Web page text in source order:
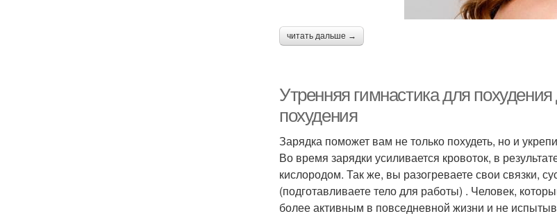
читать дальше →
Утренняя гимнастика для
похудения
Зарядка поможет вам не только похудеть, но и
Во время зарядки усиливается кровоток, в
кислородом. Так же, вы разогреваете свои связки,
(подготавливаете тело для работы) . Человек,
более активным в повседневной жизни и не